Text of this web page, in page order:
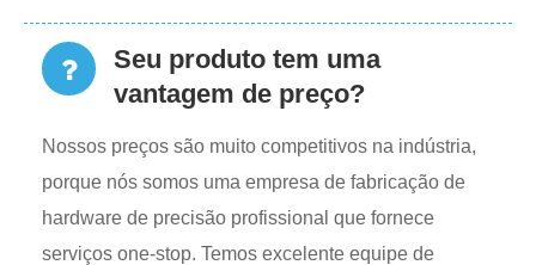
Seu produto tem uma
vantagem de preço?
Nossos preços são muito competitivos na indústria,
porque nós somos uma empresa de fabricação de
hardware de precisão profissional que fornece
serviços one-stop. Temos excelente equipe de